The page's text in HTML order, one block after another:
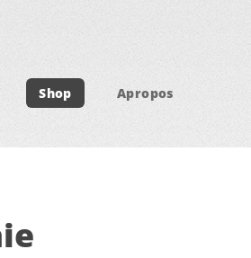
Shop Apropos